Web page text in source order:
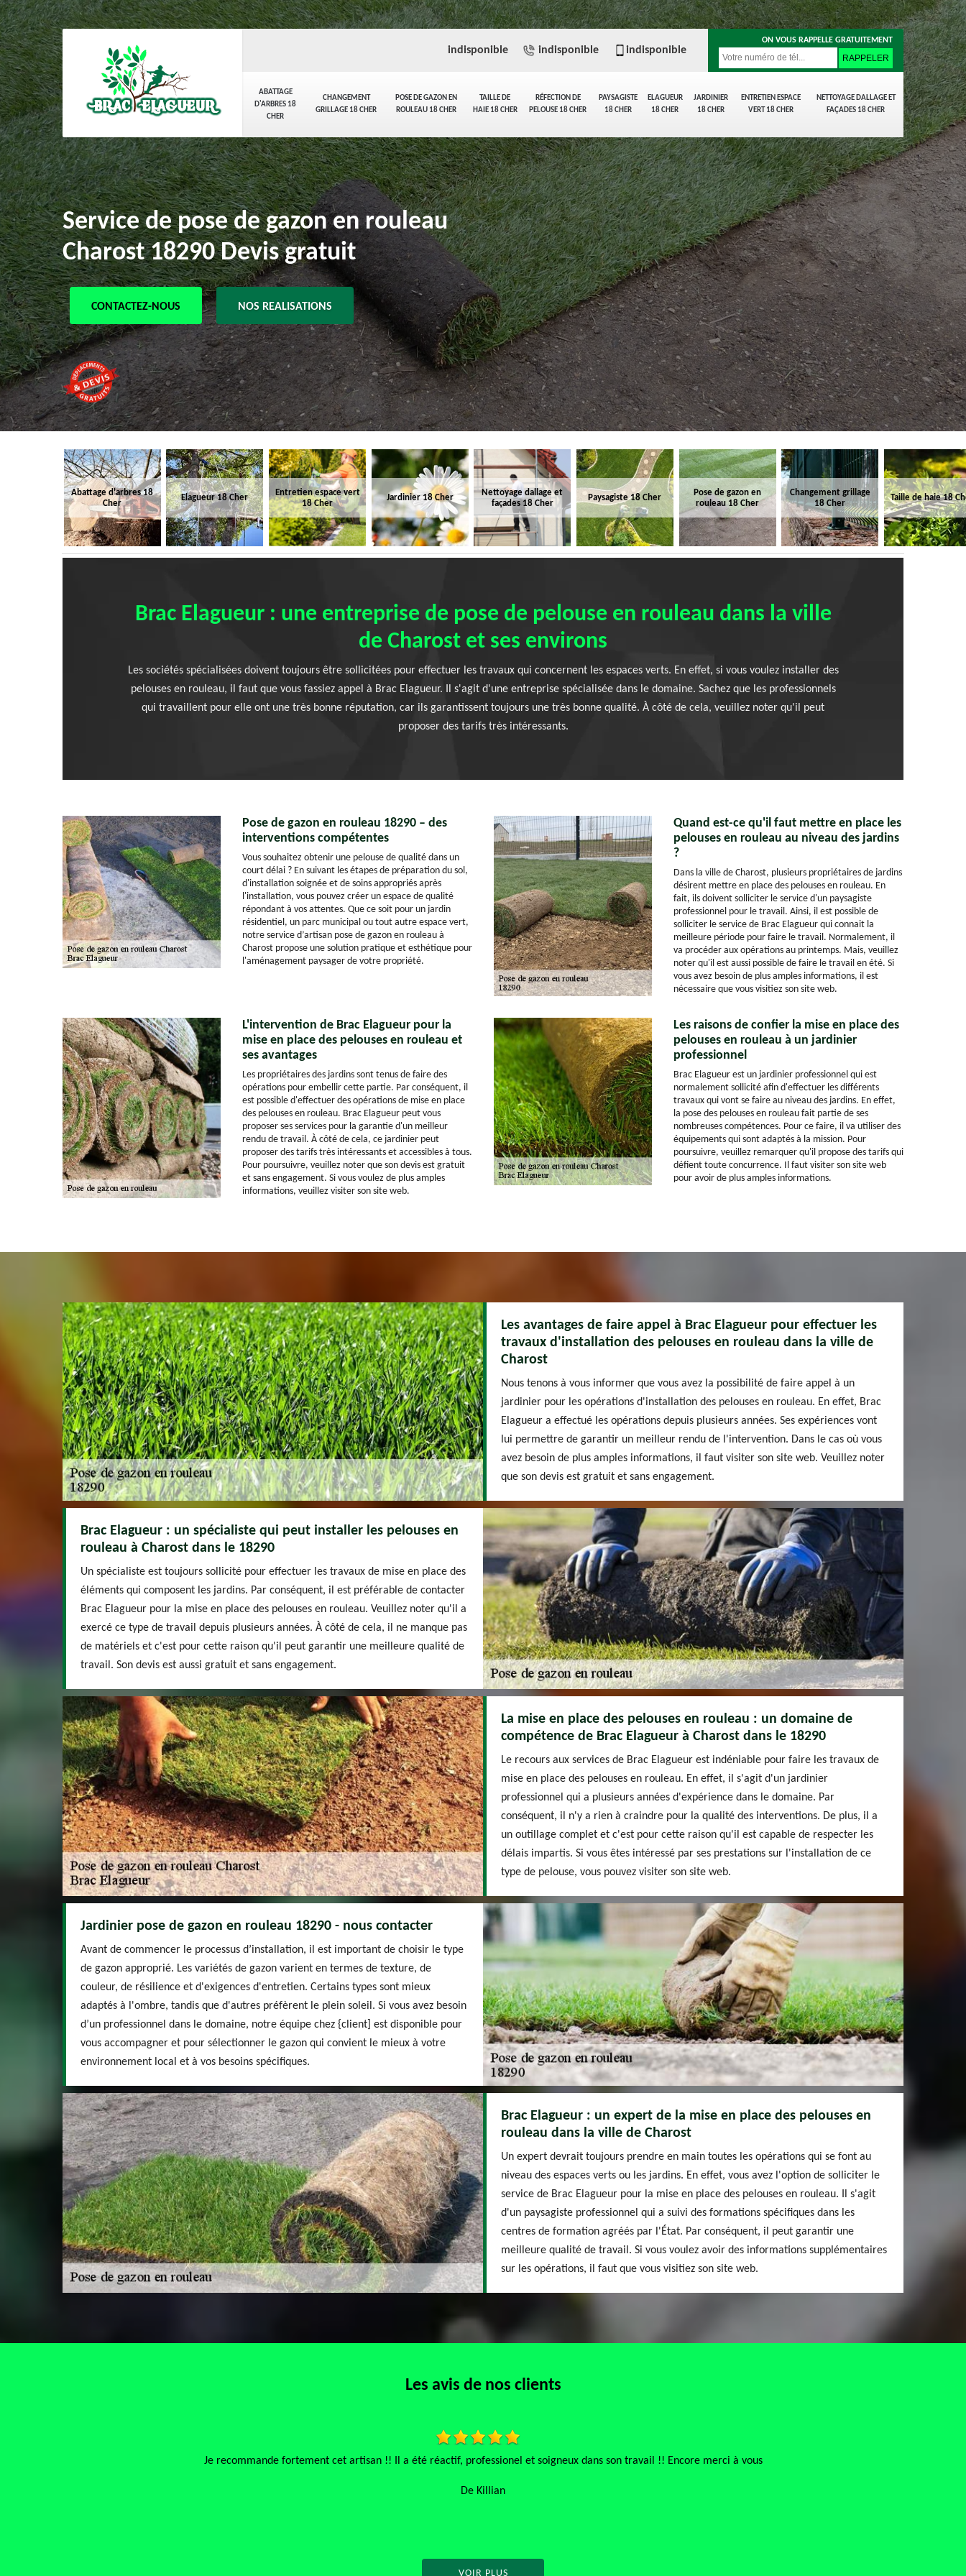
ABATTAGE
D'ARBRES 18
CHER
CHANGEMENT
GRILLAGE 18 CHER
POSE DE GAZON EN
ROULEAU 18 CHER
TAILLE DE
HAIE 18 CHER
RÉFECTION DE
PELOUSE 18 CHER
PAYSAGISTE
18 CHER
ELAGUEUR
18 CHER
JARDINIER
18 CHER
ENTRETIEN ESPACE
VERT 18 CHER
NETTOYAGE DALLAGE ET
FAÇADES 18 CHER
indisponible indisponible indisponible
ON VOUS RAPPELLE GRATUITEMENT
Service de pose de gazon en rouleau
Charost 18290 Devis gratuit
CONTACTEZ-NOUS NOS REALISATIONS
Abattage d'arbres 18
Cher
Elagueur 18 Cher
Entretien espace vert
18 Cher
Jardinier 18 Cher
Nettoyage dallage et
façades 18 Cher
Paysagiste 18 Cher
Pose de gazon en
rouleau 18 Cher
Changement grillage
18 Cher
Taille de haie 18
Brac Elagueur : une entreprise de pose de pelouse en rouleau dans la ville
de Charost et ses environs
Les sociétés spécialisées doivent toujours être sollicitées pour effectuer les travaux qui concernent les espaces verts. En effet, si vous voulez installer des
pelouses en rouleau, il faut que vous fassiez appel à Brac Elagueur. Il s'agit d'une entreprise spécialisée dans le domaine. Sachez que les professionnels
qui travaillent pour elle ont une très bonne réputation, car ils garantissent toujours une très bonne qualité. À côté de cela, veuillez noter qu'il peut
proposer des tarifs très intéressants.
Pose de gazon en rouleau 18290 – des
interventions compétentes
Vous souhaitez obtenir une pelouse de qualité dans un
court délai ? En suivant les étapes de préparation du sol,
d'installation soignée et de soins appropriés après
l'installation, vous pouvez créer un espace de qualité
répondant à vos attentes. Que ce soit pour un jardin
résidentiel, un parc municipal ou tout autre espace vert,
notre service d’artisan pose de gazon en rouleau à
Charost propose une solution pratique et esthétique pour
l'aménagement paysager de votre propriété.
Quand est-ce qu'il faut mettre en place les
pelouses en rouleau au niveau des jardins
?
Dans la ville de Charost, plusieurs propriétaires de jardins
désirent mettre en place des pelouses en rouleau. En
fait, ils doivent solliciter le service d'un paysagiste
professionnel pour le travail. Ainsi, il est possible de
solliciter le service de Brac Elagueur qui connait la
meilleure période pour faire le travail. Normalement, il
va procéder aux opérations au printemps. Mais, veuillez
noter qu'il est aussi possible de faire le travail en été. Si
vous avez besoin de plus amples informations, il est
nécessaire que vous visitiez son site web.
L'intervention de Brac Elagueur pour la
mise en place des pelouses en rouleau et
ses avantages
Les propriétaires des jardins sont tenus de faire des
opérations pour embellir cette partie. Par conséquent, il
est possible d'effectuer des opérations de mise en place
des pelouses en rouleau. Brac Elagueur peut vous
proposer ses services pour la garantie d'un meilleur
rendu de travail. À côté de cela, ce jardinier peut
proposer des tarifs très intéressants et accessibles à tous.
Pour poursuivre, veuillez noter que son devis est gratuit
et sans engagement. Si vous voulez de plus amples
informations, veuillez visiter son site web.
Les raisons de confier la mise en place des
pelouses en rouleau à un jardinier
professionnel
Brac Elagueur est un jardinier professionnel qui est
normalement sollicité afin d'effectuer les différents
travaux qui vont se faire au niveau des jardins. En effet,
la pose des pelouses en rouleau fait partie de ses
nombreuses compétences. Pour ce faire, il va utiliser des
équipements qui sont adaptés à la mission. Pour
poursuivre, veuillez remarquer qu'il propose des tarifs qui
défient toute concurrence. Il faut visiter son site web
pour avoir de plus amples informations.
Les avantages de faire appel à Brac Elagueur pour effectuer les
travaux d'installation des pelouses en rouleau dans la ville de
Charost
Nous tenons à vous informer que vous avez la possibilité de faire appel à un
jardinier pour les opérations d'installation des pelouses en rouleau. En effet, Brac
Elagueur a effectué les opérations depuis plusieurs années. Ses expériences vont
lui permettre de garantir un meilleur rendu de l'intervention. Dans le cas où vous
avez besoin de plus amples informations, il faut visiter son site web. Veuillez noter
que son devis est gratuit et sans engagement.
Brac Elagueur : un spécialiste qui peut installer les pelouses en
rouleau à Charost dans le 18290
Un spécialiste est toujours sollicité pour effectuer les travaux de mise en place des
éléments qui composent les jardins. Par conséquent, il est préférable de contacter
Brac Elagueur pour la mise en place des pelouses en rouleau. Veuillez noter qu'il a
exercé ce type de travail depuis plusieurs années. À côté de cela, il ne manque pas
de matériels et c'est pour cette raison qu'il peut garantir une meilleure qualité de
travail. Son devis est aussi gratuit et sans engagement.
La mise en place des pelouses en rouleau : un domaine de
compétence de Brac Elagueur à Charost dans le 18290
Le recours aux services de Brac Elagueur est indéniable pour faire les travaux de
mise en place des pelouses en rouleau. En effet, il s'agit d'un jardinier
professionnel qui a plusieurs années d'expérience dans le domaine. Par
conséquent, il n'y a rien à craindre pour la qualité des interventions. De plus, il a
un outillage complet et c'est pour cette raison qu'il est capable de respecter les
délais impartis. Si vous êtes intéressé par ses prestations sur l'installation de ce
type de pelouse, vous pouvez visiter son site web.
Jardinier pose de gazon en rouleau 18290 - nous contacter
Avant de commencer le processus d’installation, il est important de choisir le type
de gazon approprié. Les variétés de gazon varient en termes de texture, de
couleur, de résilience et d'exigences d'entretien. Certains types sont mieux
adaptés à l'ombre, tandis que d'autres préfèrent le plein soleil. Si vous avez besoin
d’un professionnel dans le domaine, notre équipe chez {client] est disponible pour
vous accompagner et pour sélectionner le gazon qui convient le mieux à votre
environnement local et à vos besoins spécifiques.
Brac Elagueur : un expert de la mise en place des pelouses en
rouleau dans la ville de Charost
Un expert devrait toujours prendre en main toutes les opérations qui se font au
niveau des espaces verts ou les jardins. En effet, vous avez l'option de solliciter le
service de Brac Elagueur pour la mise en place des pelouses en rouleau. Il s'agit
d'un paysagiste professionnel qui a suivi des formations spécifiques dans les
centres de formation agréés par l'État. Par conséquent, il peut garantir une
meilleure qualité de travail. Si vous voulez avoir des informations supplémentaires
sur les opérations, il faut que vous visitiez son site web.
Les avis de nos clients
Je recommande fortement cet artisan !! Il a été réactif, professionel et soigneux dans son travail !! Encore merci à vous
De Killian
VOIR PLUS